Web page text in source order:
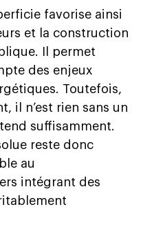
favorise ainsi
et la construction
Il permet
des enjeux
Toutefois,
il n’est rien sans un
suffisamment.
reste donc
au
intégrant des